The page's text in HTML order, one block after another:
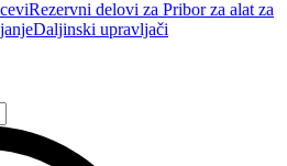
Rezervni delovi za Pribor za alat za
Daljinski upravljači